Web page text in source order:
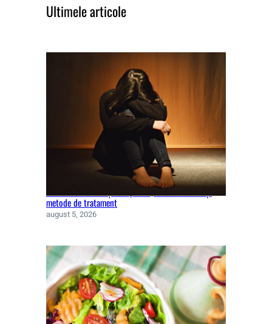
Ultimele articole
Anxietatea la adulți. Simptome, factori de risc și
metode de tratament
august 5, 2026